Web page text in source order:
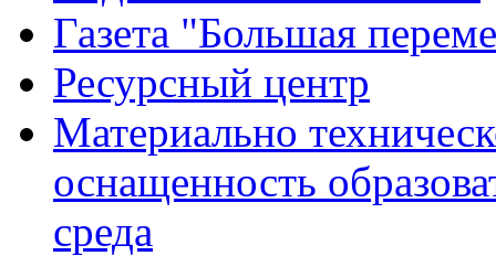
Газета "Большая
Ресурсный центр
Материально
оснащенность
среда